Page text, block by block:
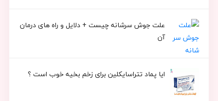
علت جوش سرشانه چیست + دلایل و راه های درمان
آن
ایا پماد تتراسایکلین برای زخم بخیه خوب است ؟